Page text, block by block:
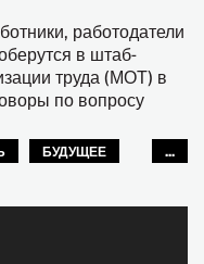
работодатели
в штаб-
труда (МОТ) в
по вопросу
БУДУЩЕЕ
...